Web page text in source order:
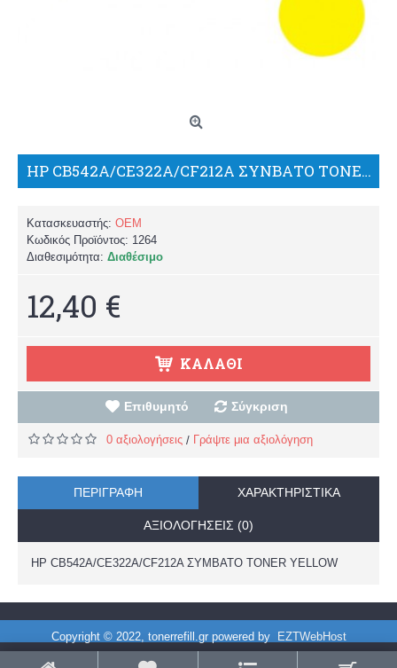
HP CB542A/CE322A/CF212A ΣΥΝΒΑΤΟ TONER YELLOW
Κατασκευαστής: OEM
Κωδικός Προϊόντος: 1264
Διαθεσιμότητα: Διαθέσιμο
12,40 €
ΚΑΛΆΘΙ
Επιθυμητό Σύγκριση
0 αξιολογήσεις / Γράψτε μια αξιολόγηση
ΠΕΡΙΓΡΑΦΉ ΧΑΡΑΚΤΗΡΙΣΤΙΚΆ
ΑΞΙΟΛΟΓΉΣΕΙΣ (0)
HP CB542A/CE322A/CF212A ΣΥΜΒΑΤΟ TONER YELLOW
Copyright © 2022, tonerrefill.gr powered by EZTWebHost